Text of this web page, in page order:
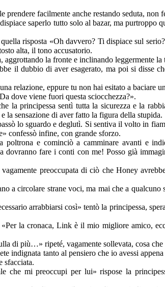
facilmente anche restando seduta, non
saperlo tutto solo al bazar, ma purtroppo
risposta «Oh davvero? Ti dispiace sul
alta, il tono accusatorio.
aggrottando la fronte e inclinando leggermente la
il dubbio di aver esagerato, ma poi si disse
relazione, eppure tu non hai esitato a baciare
dove viene fuori questa sciocchezza?».
la principessa sentì tutta la sicurezza e la
la sensazione di aver fatto la figura della stupida.
lo sguardo e deglutì. Si sentiva il volto in
infine, con grande sforzo.
e cominciò a camminare avanti e
fare i conti con me! Posso già
preoccupata di ciò che Honey
a circolare strane voci, ma mai che a
arrabbiarsi così» tentò la principessa,
la cronaca, Link è il mio migliore amico,
di più…» ripeté, vagamente sollevata, cosa che
indignata tanto al pensiero che io avessi
sfacciata.
mi preoccupi per lui» rispose la